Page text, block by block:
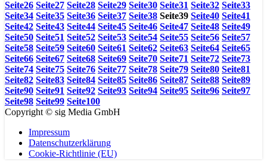
Seite26 Seite27 Seite28 Seite29 Seite30 Seite31 Seite32 Seite33
Seite34 Seite35 Seite36 Seite37 Seite38 Seite39 Seite40 Seite41
Seite42 Seite43 Seite44 Seite45 Seite46 Seite47 Seite48 Seite49
Seite50 Seite51 Seite52 Seite53 Seite54 Seite55 Seite56 Seite57
Seite58 Seite59 Seite60 Seite61 Seite62 Seite63 Seite64 Seite65
Seite66 Seite67 Seite68 Seite69 Seite70 Seite71 Seite72 Seite73
Seite74 Seite75 Seite76 Seite77 Seite78 Seite79 Seite80 Seite81
Seite82 Seite83 Seite84 Seite85 Seite86 Seite87 Seite88 Seite89
Seite90 Seite91 Seite92 Seite93 Seite94 Seite95 Seite96 Seite97
Seite98 Seite99 Seite100
Copyright © sig Media GmbH
Impressum
Datenschutzerklärung
Cookie-Richtlinie (EU)